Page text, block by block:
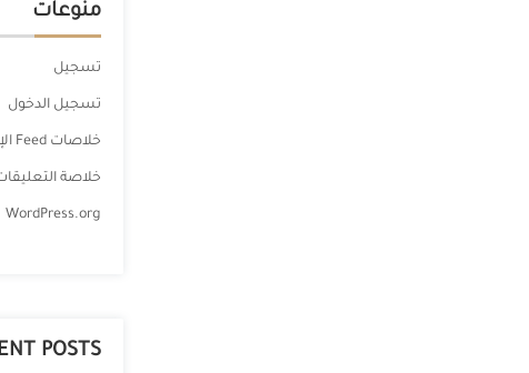
منوعات
تسجيل
تسجيل الدخول
خلاصات Feed الإدخالات
خلاصة
WordPress.org
POSTS